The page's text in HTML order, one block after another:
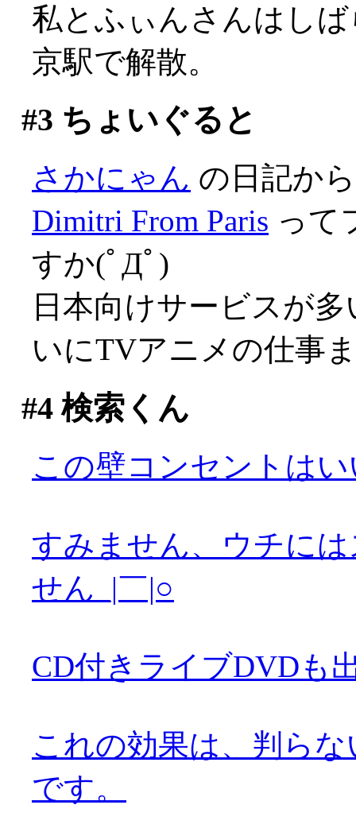
私とふぃんさんはし
京駅で解散。
#3 ちょいぐると
さかにゃん の日記か
Dimitri From Paris って
すか(ﾟДﾟ)
日本向けサービスが
いにTVアニメの仕事
#4検索くん
この壁コンセントは
すみません、ウチに
せん_|￣|○
CD付きライブDVDも
これの効果は、判ら
です。